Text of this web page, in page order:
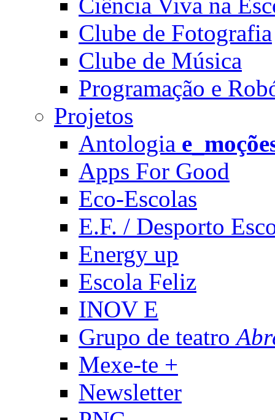
Ciência Viva na
Clube de Fotografia
Clube de Música
Programação e
Projetos
Antologia
Apps For Good
Eco-Escolas
E.F. / Desporto
Energy up
Escola Feliz
INOV E
Grupo de teatro
Mexe-te +
Newsletter